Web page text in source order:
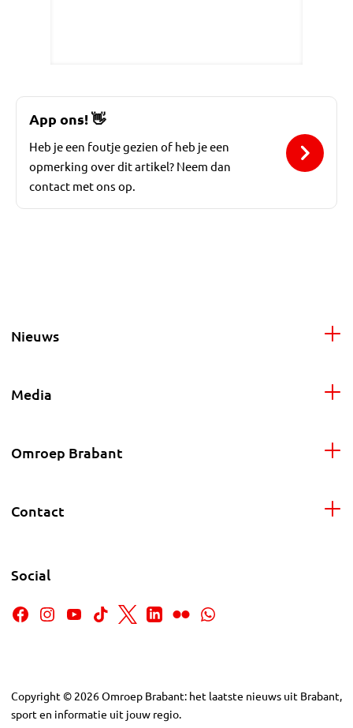
App ons!👋
Heb je een foutje gezien of heb je een
opmerking over dit artikel? Neem dan
contact met ons op.
Nieuws
Media
Omroep Brabant
Contact
Social
Copyright © 2026Omroep Brabant: het laatste nieuws uit Brabant,
sport en informatie uit jouw regio.